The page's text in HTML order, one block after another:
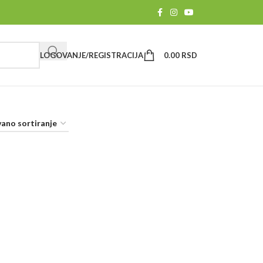
LOGOVANJE/REGISTRACIJA 0.00 RSD